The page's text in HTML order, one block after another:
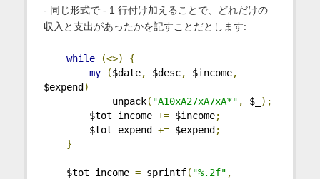
- 同じ形式で - 1 行付け加えることで、どれだけの
収入と支出があったかを記すことだとします:
while (<>)
{
my
($date, $desc, $income,
$expend )
=
unpack( "A10xA27xA7xA*" , $_
);
$tot_income += $income;
$tot_expend += $expend ;
}
$tot_income = sprintf( "%.2f" ,